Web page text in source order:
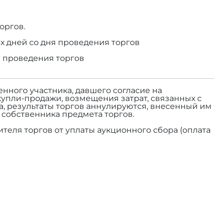
дней со дня проведения торгов
торгов
участника, давшего согласие на
продажи, возмещения затрат, связанных с
результаты торгов аннулируются, внесенный им
предмета торгов.
торгов от уплаты аукционного сбора (оплата